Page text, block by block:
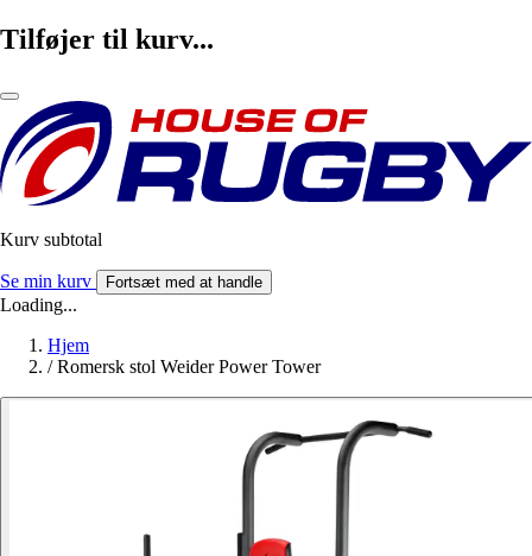
Tilføjer til kurv...
Kurv subtotal
Se min kurv Fortsæt med at handle
Loading...
Hjem
/ Romersk stol Weider Power Tower